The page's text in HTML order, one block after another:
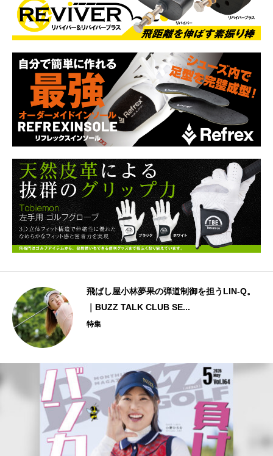
飛ばし屋小林夢果の弾道制御を担うLIN-Q。
｜BUZZ TALK CLUB SE...
特集